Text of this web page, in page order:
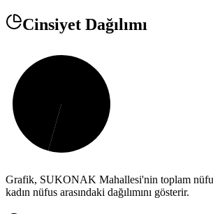
Cinsiyet Dağılımı
Grafik, SUKONAK Mahallesi'nin toplam
kadın nüfus arasındaki dağılımını gösterir.